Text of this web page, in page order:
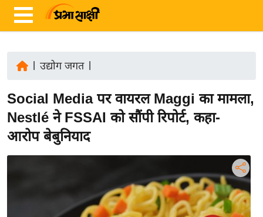
ज़ा
ख
ब
र
उद्योग जगत|
Social Media पर वायरल Maggi का मामला,
Nestlé ने FSSAI को सौंपी रिपोर्ट, कहा-
आरोप बेबुनियाद